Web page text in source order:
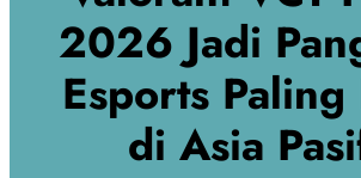
2026 Jadi
Esports Paling
di Asia